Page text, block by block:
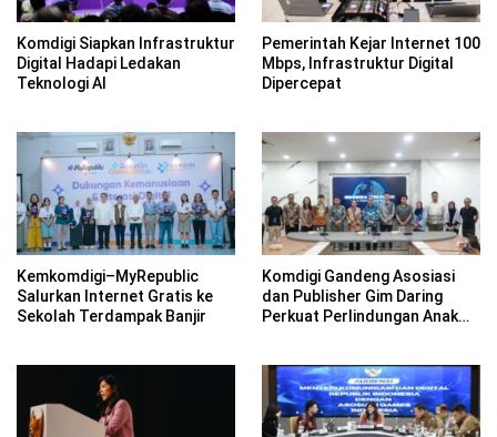
Komdigi Siapkan Infrastruktur
Digital Hadapi Ledakan
Teknologi AI
Pemerintah Kejar Internet 100
Mbps, Infrastruktur Digital
Dipercepat
Kemkomdigi–MyRepublic
Salurkan Internet Gratis ke
Sekolah Terdampak Banjir
Komdigi Gandeng Asosiasi
dan Publisher Gim Daring
Perkuat Perlindungan Anak